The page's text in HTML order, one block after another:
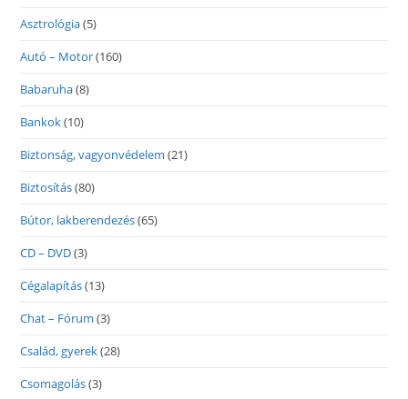
Asztrológia(5)
Autó – Motor(160)
Babaruha(8)
Bankok(10)
Biztonság, vagyonvédelem (21)
Biztosítás(80)
Bútor, lakberendezés(65)
CD – DVD(3)
Cégalapítás(13)
Chat – Fórum (3)
Család, gyerek(28)
Csomagolás(3)